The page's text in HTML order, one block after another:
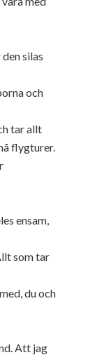
silas
och
tar allt
flygturer.
ensam,
som tar
du och
Att jag